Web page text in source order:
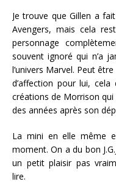
Je trouve que Gillen a
Avengers, mais cela
personnage
souvent ignoré qui n’a
l’univers Marvel. Peut
d’affection pour lui,
créations de Morrison
des années après son
La mini en elle même
moment. On a du bon
un petit plaisir pas
lire.